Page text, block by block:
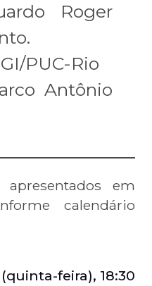
Roger
PUC-Rio
Antônio
em
calendário
feira), 18:30